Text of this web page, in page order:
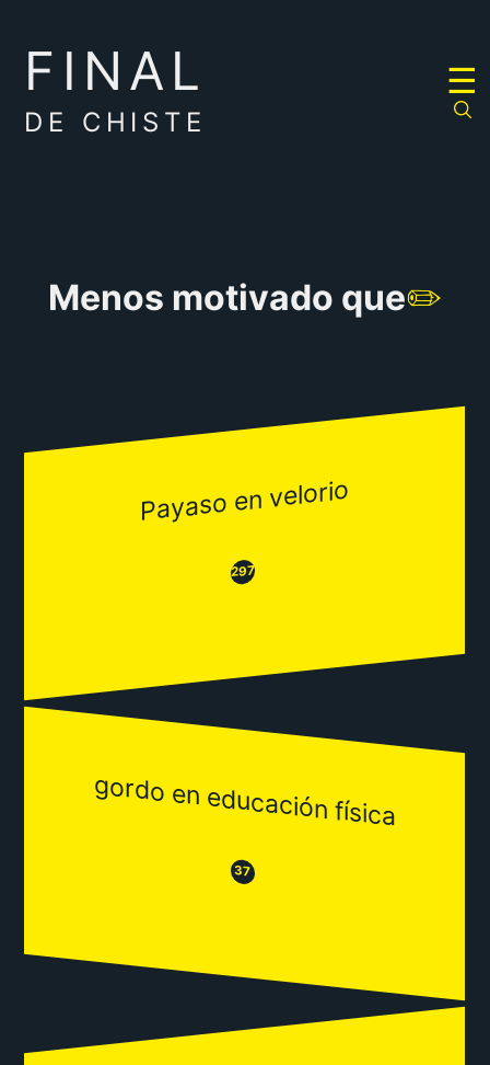
FINAL
DE CHISTE
☰
Menos motivado que✏️
Payaso en velorio
😒297😂
gordo en educación física
😒 37 😂